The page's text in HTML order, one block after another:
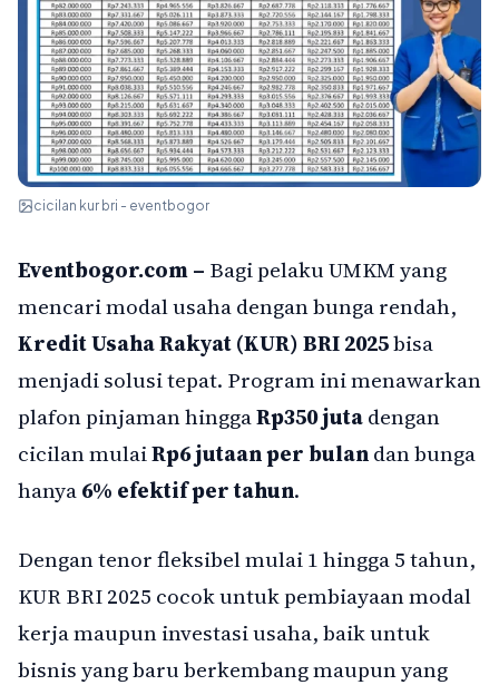
cicilan kur bri - eventbogor
Eventbogor.com – Bagi pelaku UMKM yang
mencari modal usaha dengan bunga rendah,
Kredit Usaha Rakyat (KUR) BRI 2025bisa
menjadi solusi tepat. Program ini menawarkan
plafon pinjaman hinggaRp350 jutadengan
cicilan mulaiRp6 jutaan per bulandan bunga
hanya6% efektif per tahun.
Dengan tenor fleksibel mulai 1 hingga 5 tahun,
KUR BRI 2025 cocok untuk pembiayaan modal
kerja maupun investasi usaha, baik untuk
bisnis yang baru berkembang maupun yang